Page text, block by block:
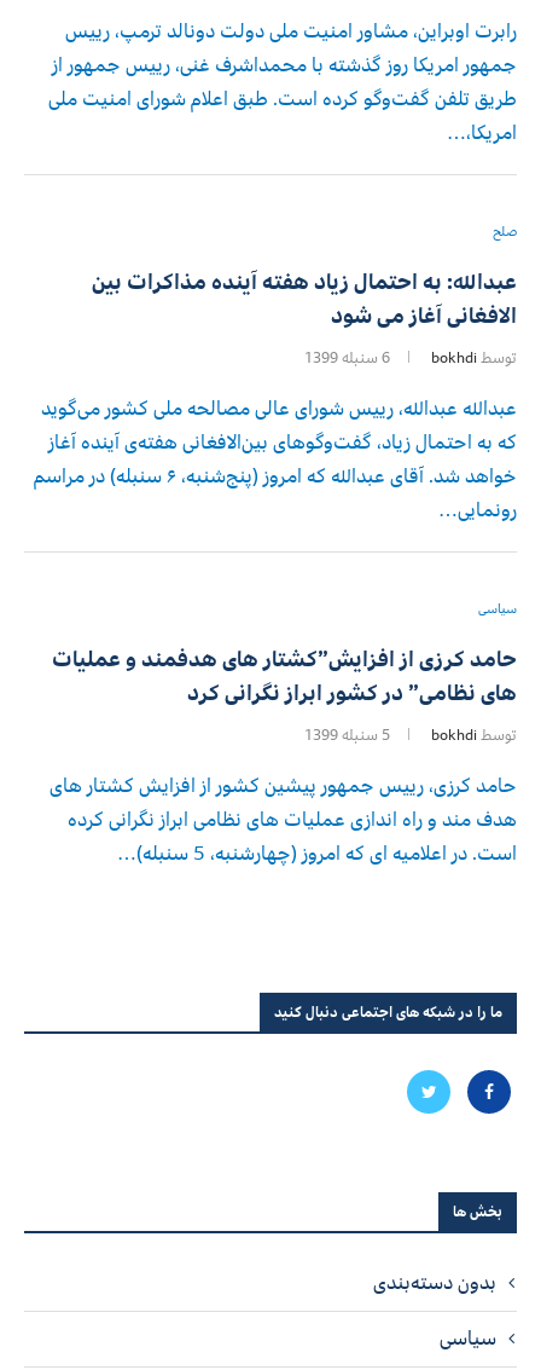
رابرت اوبراین، مشاور امنیت ملی دولت دونالد ترمپ، رییس
جمهور امریکا روز گذشته با محمداشرف غنی، رییس جمهور از
طریق تلفن گفت‌وگو کرده است. طبق اعلام شورای امنیت ملی
امریکا،…
صلح
عبدالله: به احتمال زیاد هفته آینده مذاکرات بین
الافغانی آغاز می شود
توسط bokhdi 6 سنبله 1399
عبدالله عبدالله، رییس شورای عالی مصالحه ملی کشور می‌گوید
که به احتمال زیاد، گفت‌وگوهای بین‌الافغانی هفته‌ی آینده آغاز
خواهد شد. آقای عبدالله که امروز (پنج‌شنبه، ۶ سنبله) در مراسم
رونمایی…
سیاسی
حامد کرزی از افزایش”کشتار های هدفمند و عملیات
های نظامی” در کشور ابراز نگرانی کرد
توسط bokhdi 5 سنبله 1399
حامد کرزی، رییس جمهور پیشین کشور از افزایش کشتار های
هدف مند و راه اندازی عملیات های نظامی ابراز نگرانی کرده
است. در اعلامیه ای که امروز (چهارشنبه، 5 سنبله)…
ما را در شبکه های اجتماعی دنبال کنید
بخش ها
بدون دسته‌بندی
سیاسی